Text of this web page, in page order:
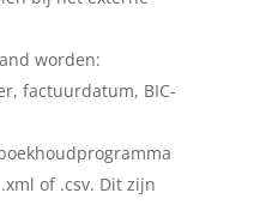
worden:
factuurdatum, BIC-
of .csv. Dit zijn